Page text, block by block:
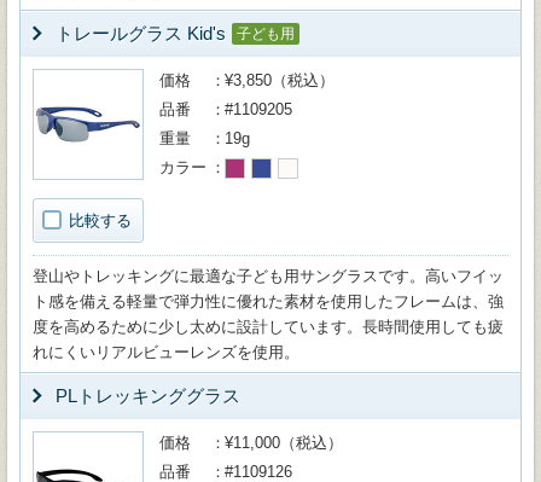
トレールグラス Kid's 子ども用
比較する
価格
¥3,850（税込）
品番
#1109205
重量
19g
カラー
登山やトレッキングに最適な子ども用サングラスです。高いフイッ
ト感を備える軽量で弾力性に優れた素材を使用したフレームは、強
度を高めるために少し太めに設計しています。長時間使用しても疲
れにくいリアルビューレンズを使用。
PLトレッキンググラス
価格
¥11,000（税込）
品番
#1109126